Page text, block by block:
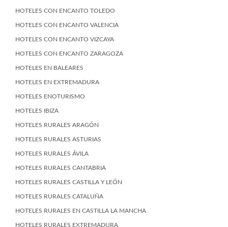
HOTELES CON ENCANTO TOLEDO
HOTELES CON ENCANTO VALENCIA
HOTELES CON ENCANTO VIZCAYA
HOTELES CON ENCANTO ZARAGOZA
HOTELES EN BALEARES
HOTELES EN EXTREMADURA
HOTELES ENOTURISMO
HOTELES IBIZA
HOTELES RURALES ARAGÓN
HOTELES RURALES ASTURIAS
HOTELES RURALES ÁVILA
HOTELES RURALES CANTABRIA
HOTELES RURALES CASTILLA Y LEÓN
HOTELES RURALES CATALUÑA
HOTELES RURALES EN CASTILLA LA MANCHA
HOTELES RURALES EXTREMADURA